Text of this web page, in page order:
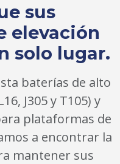
sus
elevación
solo lugar.
baterías de alto
J305 y T105) y
plataformas de
a encontrar la
mantener sus